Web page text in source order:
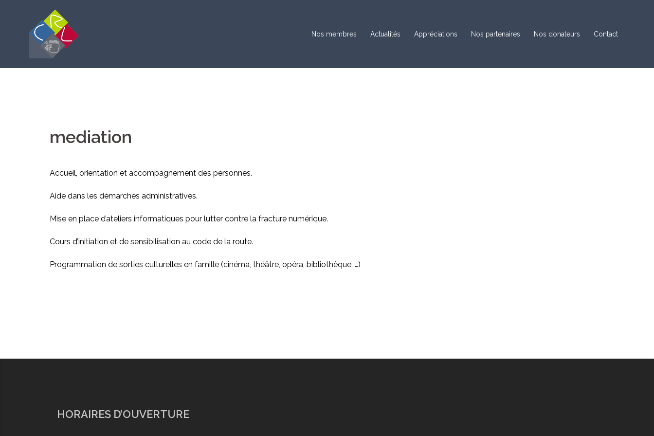
Nos membres Actualités Appréciations Nos partenaires Nos donateurs Contact
mediation
Accueil, orientation et accompagnement des personnes.
Aide dans les démarches administratives.
Mise en place d’ateliers informatiques pour lutter contre la fracture numérique.
Cours d’initiation et de sensibilisation au code de la route.
Programmation de sorties culturelles en famille (cinéma, théâtre, opéra, bibliothèque, …)
HORAIRES D’OUVERTURE